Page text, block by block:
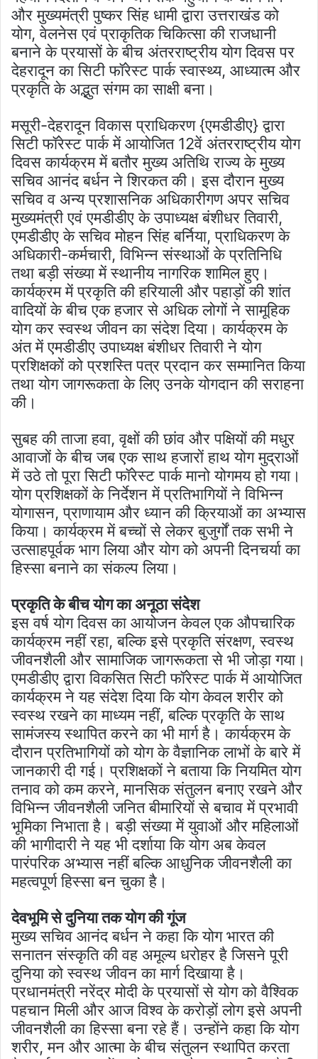
और मुख्यमंत्री पुष्कर सिंह धामी द्वारा उत्तराखंड को
योग, वेलनेस एवं प्राकृतिक चिकित्सा की राजधानी
बनाने के प्रयासों के बीच अंतरराष्ट्रीय योग दिवस पर
देहरादून का सिटी फॉरेस्ट पार्क स्वास्थ्य, आध्यात्म और
प्रकृति के अद्भुत संगम का साक्षी बना।
मसूरी-देहरादून विकास प्राधिकरण {एमडीडीए} द्वारा
सिटी फॉरेस्ट पार्क में आयोजित 12वें अंतरराष्ट्रीय योग
दिवस कार्यक्रम में बतौर मुख्य अतिथि राज्य के मुख्य
सचिव आनंद बर्धन ने शिरकत की। इस दौरान मुख्य
सचिव व अन्य प्रशासनिक अधिकारीगण अपर सचिव
मुख्यमंत्री एवं एमडीडीए के उपाध्यक्ष बंशीधर तिवारी,
एमडीडीए के सचिव मोहन सिंह बर्निया, प्राधिकरण के
अधिकारी-कर्मचारी, विभिन्न संस्थाओं के प्रतिनिधि
तथा बड़ी संख्या में स्थानीय नागरिक शामिल हुए।
कार्यक्रम में प्रकृति की हरियाली और पहाड़ों की शांत
वादियों के बीच एक हजार से अधिक लोगों ने सामूहिक
योग कर स्वस्थ जीवन का संदेश दिया। कार्यक्रम के
अंत में एमडीडीए उपाध्यक्ष बंशीधर तिवारी ने योग
प्रशिक्षकों को प्रशस्ति पत्र प्रदान कर सम्मानित किया
तथा योग जागरूकता के लिए उनके योगदान की सराहना
की।
सुबह की ताजा हवा, वृक्षों की छांव और पक्षियों की मधुर
आवाजों के बीच जब एक साथ हजारों हाथ योग मुद्राओं
में उठे तो पूरा सिटी फॉरेस्ट पार्क मानो योगमय हो गया।
योग प्रशिक्षकों के निर्देशन में प्रतिभागियों ने विभिन्न
योगासन, प्राणायाम और ध्यान की क्रियाओं का अभ्यास
किया। कार्यक्रम में बच्चों से लेकर बुजुर्गों तक सभी ने
उत्साहपूर्वक भाग लिया और योग को अपनी दिनचर्या का
हिस्सा बनाने का संकल्प लिया।
प्रकृति के बीच योग का अनूठा संदेश
इस वर्ष योग दिवस का आयोजन केवल एक औपचारिक
कार्यक्रम नहीं रहा, बल्कि इसे प्रकृति संरक्षण, स्वस्थ
जीवनशैली और सामाजिक जागरूकता से भी जोड़ा गया।
एमडीडीए द्वारा विकसित सिटी फॉरेस्ट पार्क में आयोजित
कार्यक्रम ने यह संदेश दिया कि योग केवल शरीर को
स्वस्थ रखने का माध्यम नहीं, बल्कि प्रकृति के साथ
सामंजस्य स्थापित करने का भी मार्ग है। कार्यक्रम के
दौरान प्रतिभागियों को योग के वैज्ञानिक लाभों के बारे में
जानकारी दी गई। प्रशिक्षकों ने बताया कि नियमित योग
तनाव को कम करने, मानसिक संतुलन बनाए रखने और
विभिन्न जीवनशैली जनित बीमारियों से बचाव में प्रभावी
भूमिका निभाता है। बड़ी संख्या में युवाओं और महिलाओं
की भागीदारी ने यह भी दर्शाया कि योग अब केवल
पारंपरिक अभ्यास नहीं बल्कि आधुनिक जीवनशैली का
महत्वपूर्ण हिस्सा बन चुका है।
देवभूमि से दुनिया तक योग की गूंज
मुख्य सचिव आनंद बर्धन ने कहा कि योग भारत की
सनातन संस्कृति की वह अमूल्य धरोहर है जिसने पूरी
दुनिया को स्वस्थ जीवन का मार्ग दिखाया है।
प्रधानमंत्री नरेंद्र मोदी के प्रयासों से योग को वैश्विक
पहचान मिली और आज विश्व के करोड़ों लोग इसे अपनी
जीवनशैली का हिस्सा बना रहे हैं। उन्होंने कहा कि योग
शरीर, मन और आत्मा के बीच संतुलन स्थापित करता